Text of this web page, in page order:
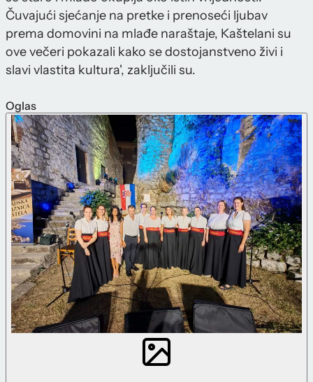
Čuvajući sjećanje na pretke i prenoseći ljubav
prema domovini na mlađe naraštaje, Kaštelani su
ove večeri pokazali kako se dostojanstveno živi i
slavi vlastita kultura', zaključili su.
Oglas